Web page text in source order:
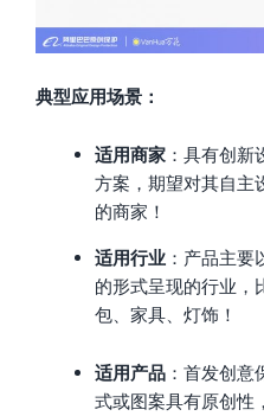
典型应用场景：
适用商家 ：具有创
方案，期望对其自主
的商家！
适用行业 ：产品主
的形式呈现的行业，
包、家具、灯饰！
适用产品 ：首发创
式或图案具有原创性